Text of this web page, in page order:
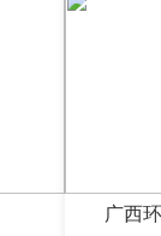
广西